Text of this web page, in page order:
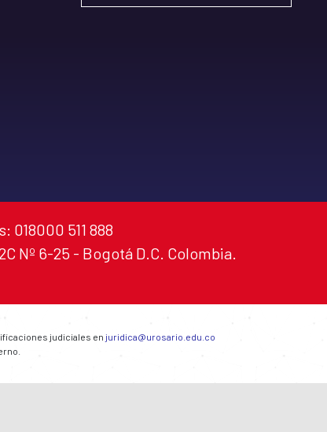
018000 511 888
Nº 6-25 - Bogotá D.C. Colombia.
judiciales en juridica@urosario.edu.co